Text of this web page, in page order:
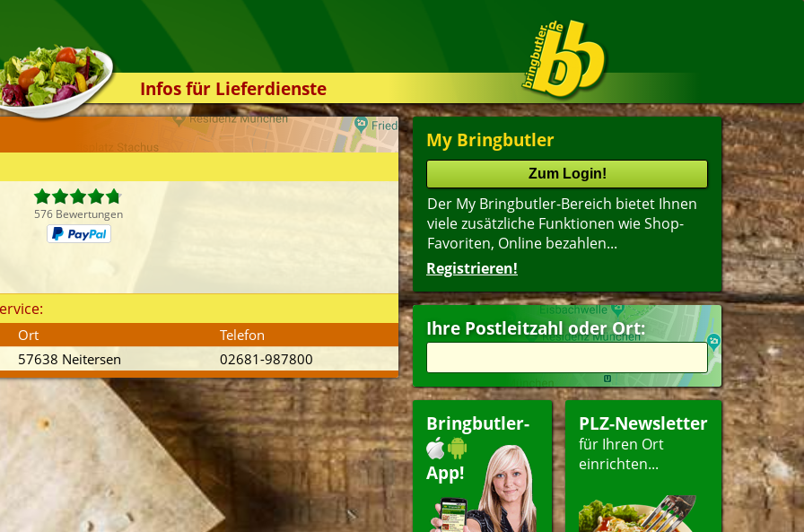
Infos für Lieferdienste
Kassensystem
Zuverlässigkeit
Kontakt
My Bringbutler
Der My Bringbutler-Bereich bietet Ihnen
viele zusätzliche Funktionen wie Shop-
Favoriten, Online bezahlen...
Registrieren!
Ihre Postleitzahl oder Ort:
Bringbutler-
App!
PLZ-Newsletter
für Ihren Ort
einrichten...
576 Bewertungen
Ort
Telefon
57638 Neitersen 02681-987800